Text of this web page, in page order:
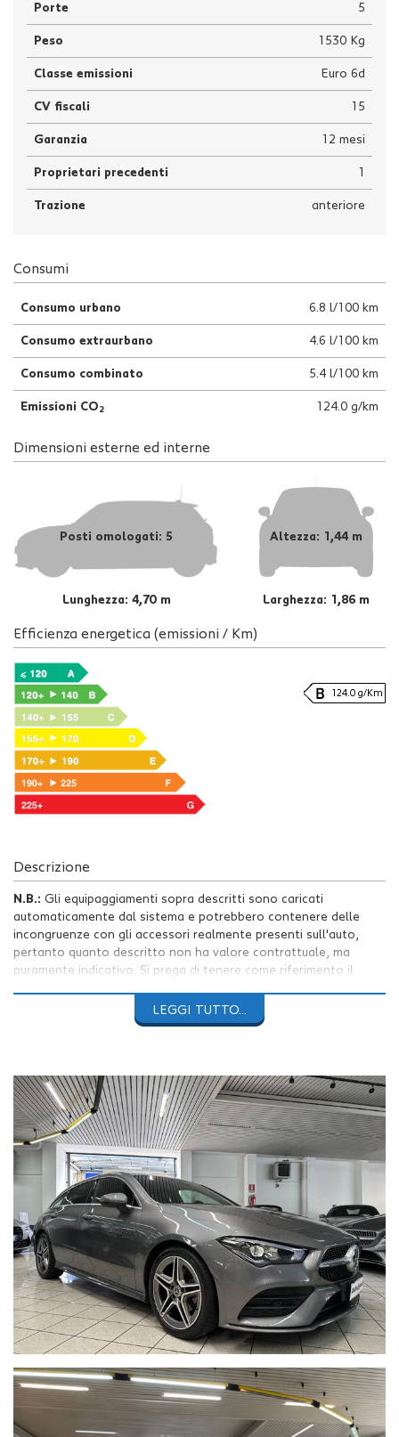
Porte 5
Peso 1530 Kg
Classe emissioni Euro 6d
CV fiscali 15
Garanzia 12 mesi
Proprietari precedenti 1
Trazione anteriore
Consumi
Consumo urbano 6.8 l/100 km
Consumo extraurbano 4.6 l/100 km
Consumo combinato 5.4 l/100 km
Emissioni CO 2 124.0 g/km
Dimensioni esterne ed interne
Posti omologati: 5
Lunghezza: 4,70 m
Altezza: 1,44 m
Larghezza: 1,86 m
Efficienza energetica (emissioni / Km)
124.0 g/Km
Descrizione
N.B.: Gli equipaggiamenti sopra descritti sono caricati
automaticamente dal sistema e potrebbero contenere delle
incongruenze con gli accessori realmente presenti sull'auto,
pertanto quanto descritto non ha valore contrattuale, ma
puramente indicativo. Si prega di tenere come riferimento il
AUTO4YOU PROPONE MERCEDES CLA 200 Shooting Brake
AMG Line Editioncon soli26.631Km
Vetturaunico proprietarioin condizioni pari al nuovo completa
di
doppie chiavi.
Ultimo tagliando effettuato presso
Mercedes Service in data
12/05/2025 a 18.189Kme scadenza revisione
maggio 2027.
ColoreGrigio scuro metallizzato concerchi in lega Amg da
18" esedili in pelle-alcantara neri.
Vetri oscurati
Profili esterni cromati
Navigatore
Sensori di parcheggio anteriori e posteriori
Retrocamera
Volante multifunzione in pelle con cuciture rosse
Sedili anteriori riscaldati
LEGGI TUTTO...